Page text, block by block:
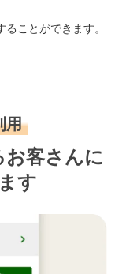
ことができます。
用
お客さんに
す